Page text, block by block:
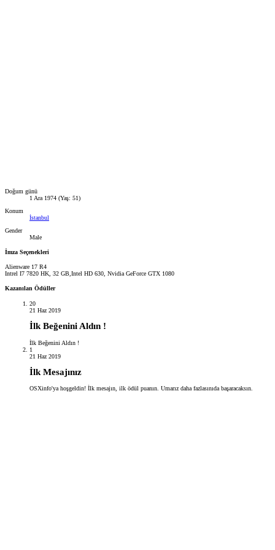
Doğum günü
1 Ara 1974 (Yaş: 51)
Konum
İstanbul
Gender
Male
İmza Seçenekleri
Alienware 17 R4
Intrel I7 7820 HK, 32 GB,Intel HD 630, Nvidia GeForce GTX 1080
Kazanılan Ödüller
20
21 Haz 2019
İlk Beğenini Aldın !
İlk Beğenini Aldın !
1
21 Haz 2019
İlk Mesajınız
OSXinfo'ya hoşgeldin! İlk mesajın, ilk ödül puanın. Umarız daha fazlasınıda başaracaksın.